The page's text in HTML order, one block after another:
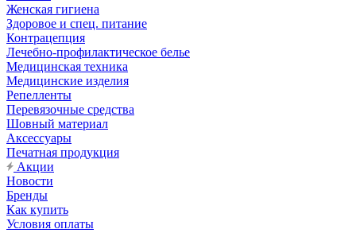
Женская гигиена
Здоровое и спец. питание
Контрацепция
Лечебно-профилактическое белье
Медицинская техника
Медицинские изделия
Репелленты
Перевязочные средства
Шовный материал
Аксессуары
Печатная продукция
Акции
Новости
Бренды
Как купить
Условия оплаты